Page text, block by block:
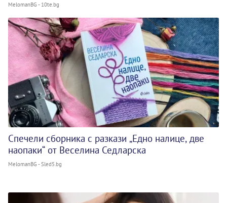
MelomanBG - 10te.bg
Спечели сборника с разкази „Едно налице, две
наопаки“ от Веселина Седларска
MelomanBG - Sled5.bg